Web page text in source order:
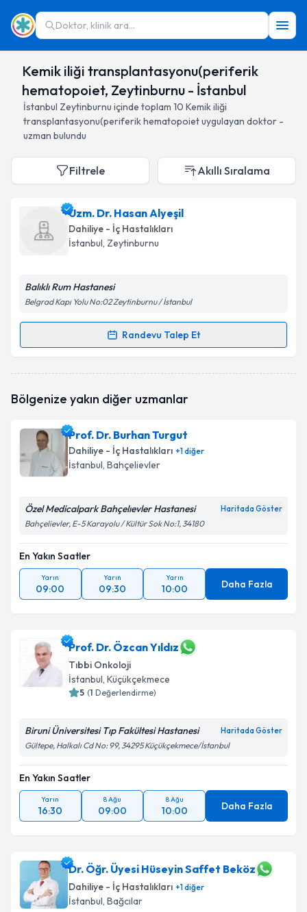
Doktor, klinik ara...
Kemik iliği transplantasyonu(periferik
hematopoiet, Zeytinburnu - İstanbul
İstanbul Zeytinburnu içinde toplam 10 Kemik iliği
transplantasyonu(periferik hematopoietuygulayan doktor -
uzman bulundu
Filtrele Akıllı Sıralama
Uzm. Dr. Hasan Alyeşil
Dahiliye - İç Hastalıkları
İstanbul, Zeytinburnu
Balıklı Rum Hastanesi
Belgrad Kapı Yolu No:02 Zeytinburnu / İstanbul
Randevu Talep Et
Randevu Takvimi Talebi
oluşturun. Size bu uzmandan randevu almanız için bir
E-posta Adresiniz
Kişisel verilerimin işlenmesine ilişkin
Aydınlatma
Metni'ni okudum ve kişisel verilerimin belirtilen
Takvim Talebini Gönder
Bölgenize yakın diğer uzmanlar
Prof. Dr. Burhan Turgut
Dahiliye - İç Hastalıkları +1diğer
İstanbul, Bahçelievler
Özel Medicalpark Bahçelıevler Hastanesi Haritada Göster
Bahçelievler, E-5 Karayolu / Kültür Sok No:1, 34180
En Yakın Saatler
Yarın
09:00
Yarın
09:30
Yarın
10:00 Daha Fazla
Prof. Dr. Özcan Yıldız
Tıbbi Onkoloji
İstanbul, Küçükçekmece
5 (1 Değerlendirme)
Biruni Üniversitesi Tıp Fakültesi Hastanesi Haritada Göster
Gültepe, Halkalı Cd No: 99, 34295 Küçükçekmece/İstanbul
En Yakın Saatler
Yarın
16:30
8 Ağu
09:00
8 Ağu
10:00 Daha Fazla
Dr. Öğr. Üyesi Hüseyin Saffet Beköz
Dahiliye - İç Hastalıkları +1diğer
İstanbul, Bağcılar